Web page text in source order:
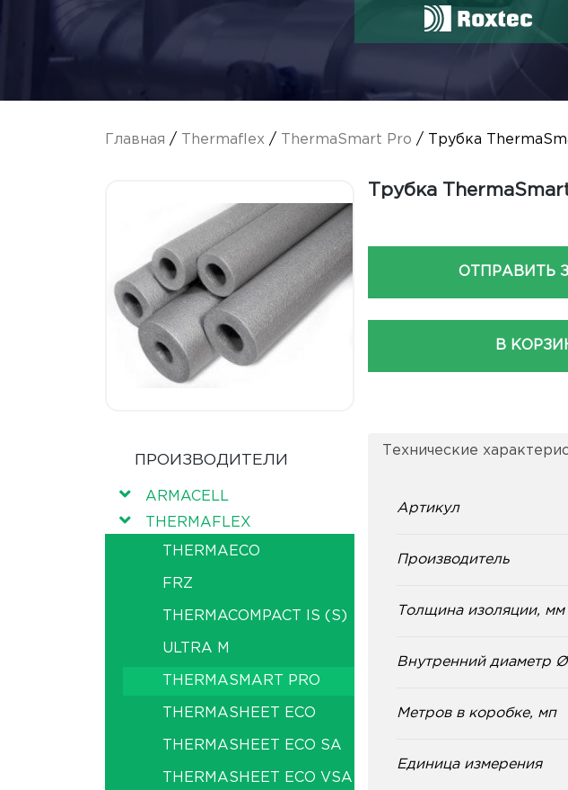
Главная / Thermaflex / ThermaSmart Pro / Трубка
Трубка
ОТПРАВИТЬ
В
ПРОИЗВОДИТЕЛИ
ARMACELL
THERMAFLEX
THERMAECO
FRZ
THERMACOMPACT IS (S)
ULTRA M
THERMASMART PRO
THERMASHEET ECO
THERMASHEET ECO SA
THERMASHEET ECO VSA
Технические
Артикул
Производитель
Толщина изоляции, мм
Внутренний диаметр
Метров в коробке, мп
Единица измерения